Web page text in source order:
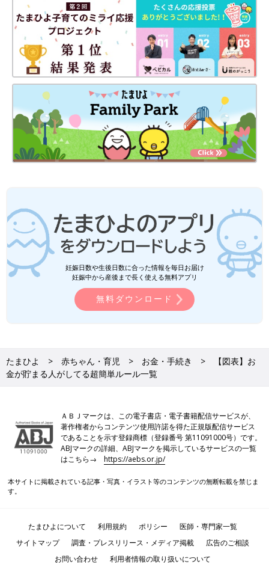
妊娠日数や生後日数に合った情報を毎日お届け
妊娠中から産後まで長く使える無料アプリ
無料ダウンロード
たまひよ 赤ちゃん・育児 お金・手続き
【図表】お
金が貯まる人がしてる超簡単ルール一覧
ＡＢＪマークは、この電子書店・電子書籍配信サービスが、
著作権者からコンテンツ使用許諾を得た正規版配信サービス
であることを示す登録商標（登録番号 第11091000号）です。
ABJマークの詳細、ABJマークを掲示しているサービスの一覧
はこちら→https://aebs.or.jp/
本サイトに掲載されている記事・写真・イラスト等のコンテンツの無断転載を禁じま
す。
たまひよについて 利用規約 ポリシー
医師・専門家一覧
サイトマップ
調査・プレスリリース・メディア掲載
広告のご相談
お問い合わせ
利用者情報の取り扱いについて